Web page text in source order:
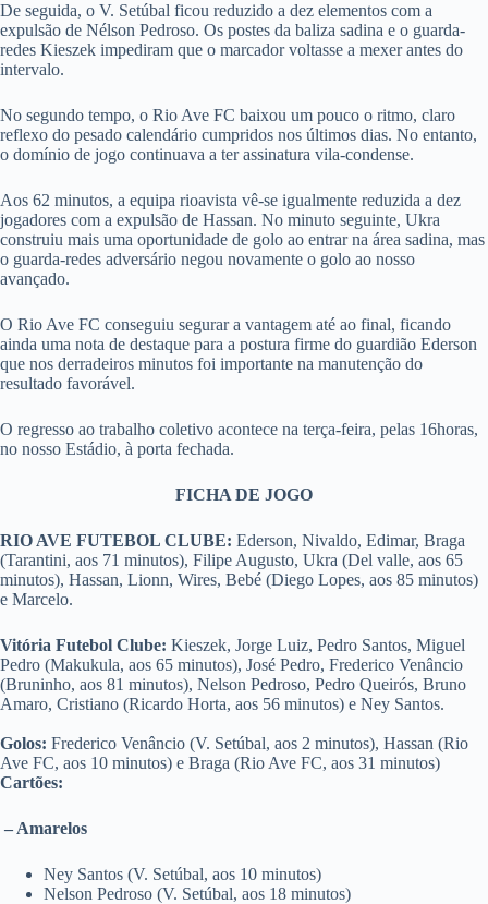
De seguida, o V. Setúbal ficou reduzido a dez elementos com a
expulsão de Nélson Pedroso. Os postes da baliza sadina e o guarda-
redes Kieszek impediram que o marcador voltasse a mexer antes do
intervalo.
No segundo tempo, o Rio Ave FC baixou um pouco o ritmo, claro
reflexo do pesado calendário cumpridos nos últimos dias. No entanto,
o domínio de jogo continuava a ter assinatura vila-condense.
Aos 62 minutos, a equipa rioavista vê-se igualmente reduzida a dez
jogadores com a expulsão de Hassan. No minuto seguinte, Ukra
construiu mais uma oportunidade de golo ao entrar na área sadina, mas
o guarda-redes adversário negou novamente o golo ao nosso
avançado.
O Rio Ave FC conseguiu segurar a vantagem até ao final, ficando
ainda uma nota de destaque para a postura firme do guardião Ederson
que nos derradeiros minutos foi importante na manutenção do
resultado favorável.
O regresso ao trabalho coletivo acontece na terça-feira, pelas 16horas,
no nosso Estádio, à porta fechada.
FICHA DE JOGO
RIO AVE FUTEBOL CLUBE: Ederson, Nivaldo, Edimar, Braga
(Tarantini, aos 71 minutos), Filipe Augusto, Ukra (Del valle, aos 65
minutos), Hassan, Lionn, Wires, Bebé (Diego Lopes, aos 85 minutos)
e Marcelo.
Vitória Futebol Clube: Kieszek, Jorge Luiz, Pedro Santos, Miguel
Pedro (Makukula, aos 65 minutos), José Pedro, Frederico Venâncio
(Bruninho, aos 81 minutos), Nelson Pedroso, Pedro Queirós, Bruno
Amaro, Cristiano (Ricardo Horta, aos 56 minutos) e Ney Santos.
Golos: Frederico Venâncio (V. Setúbal, aos 2 minutos), Hassan (Rio
Ave FC, aos 10 minutos) e Braga (Rio Ave FC, aos 31 minutos)
Cartões:
– Amarelos
Ney Santos (V. Setúbal, aos 10 minutos)
Nelson Pedroso (V. Setúbal, aos 18 minutos)